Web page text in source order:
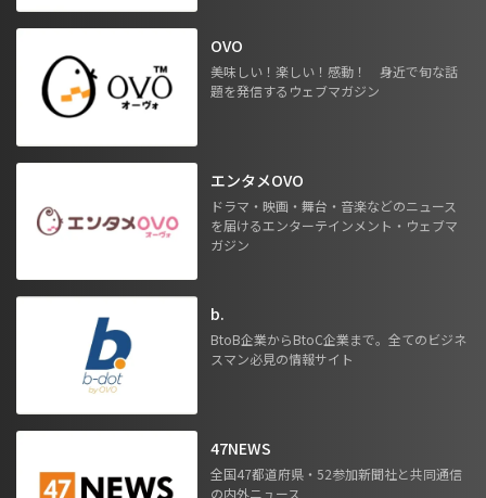
OVO
美味しい！楽しい！感動！ 身近で旬な話
題を発信するウェブマガジン
エンタメOVO
ドラマ・映画・舞台・音楽などのニュース
を届けるエンターテインメント・ウェブマ
ガジン
b.
BtoB企業からBtoC企業まで。全てのビジネ
スマン必見の情報サイト
47NEWS
全国47都道府県・52参加新聞社と共同通信
の内外ニュース